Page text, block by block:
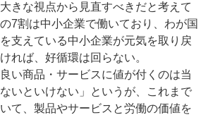
きな視点から見直すべきだと考えて
7割は中小企業で働いており、わが国
支えている中小企業が元気を取り戻
れば、好循環は回らない。
い商品・サービスに値が付くのは当
いといけない」というが、これまで
て、製品やサービスと労働の価値を